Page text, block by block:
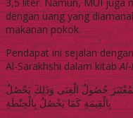
dengan uang yang
makanan pokok.
Pendapat ini sejalan
Al-Sarakhshi dalam kitab
حُصُولُ الْغِنَى وَذَلِكَ يَحْصُلُ
بِالْقِيمَةِ كَمَا يَحْصُلُ بِالْحِنْطَةِ